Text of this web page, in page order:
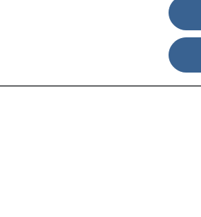
Other languages